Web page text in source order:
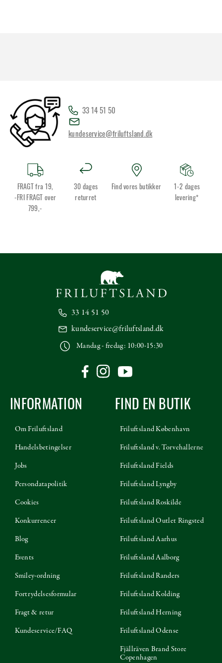
33 14 51 50
kundeservice@friluftsland.dk
FRAGT fra 19,
-FRI FRAGT over
799,-
30 dages
returret
Find vores butikker
1-2 dages
levering*
33 14 51 50
kundeservice@friluftsland.dk
Mandag - fredag: 10:00-15:30
INFORMATION
Om Friluftsland
Handelsbetingelser
Jobs
Persondatapolitik
Cookies
Konkurrencer
Blog
Events
Smiley-ordning
Fortrydelsesformular
Fragt & retur
Kundeservice/FAQ
FIND EN BUTIK
Friluftsland København
Friluftsland v. Torvehallerne
Friluftsland Fields
Friluftsland Lyngby
Friluftsland Roskilde
Friluftsland Outlet Ringsted
Friluftsland Aarhus
Friluftsland Aalborg
Friluftsland Randers
Friluftsland Kolding
Friluftsland Herning
Friluftsland Odense
Fjällräven Brand Store
Copenhagen